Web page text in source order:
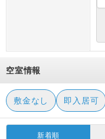
空室情報
敷金なし 即入居可
新着順